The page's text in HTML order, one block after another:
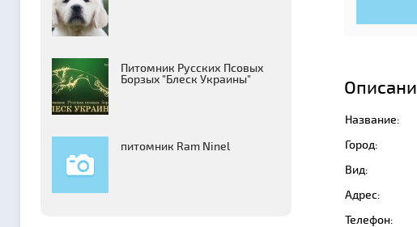
Питомник Русских Псовых
Борзыx "Блеск Украины"
питомник Ram Ninel
Название:
Город:
Вид:
Адрес:
Телефон: